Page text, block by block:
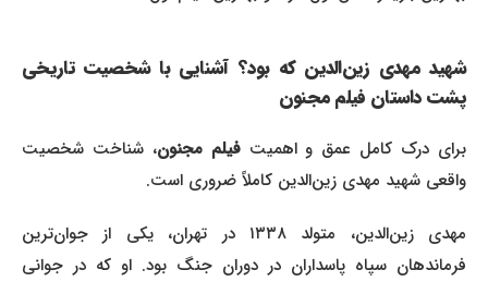
شهید مهدی زین‌الدین که بود؟ آشنایی با شخصیت تاریخی
پشت داستان فیلم مجنون
برای درک کامل عمق و اهمیتفیلم مجنون، شناخت شخصیت
واقعی شهید مهدی زین‌الدین کاملاً ضروری است.
مهدی زین‌الدین، متولد ۱۳۳۸ در تهران، یکی از جوان‌ترین
فرماندهان سپاه پاسداران در دوران جنگ بود. او که در جوانی